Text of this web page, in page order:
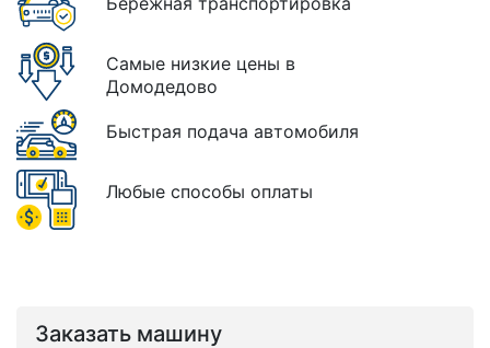
Самые низкие цены в
Домодедово
Быстрая подача автомобиля
Любые способы оплаты
Заказать машину